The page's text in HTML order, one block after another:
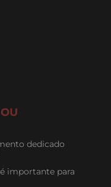
dedicado
importante para